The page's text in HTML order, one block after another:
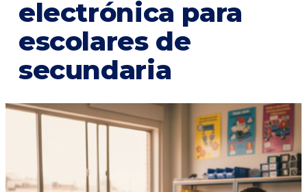
electrónica para
escolares de
secundaria